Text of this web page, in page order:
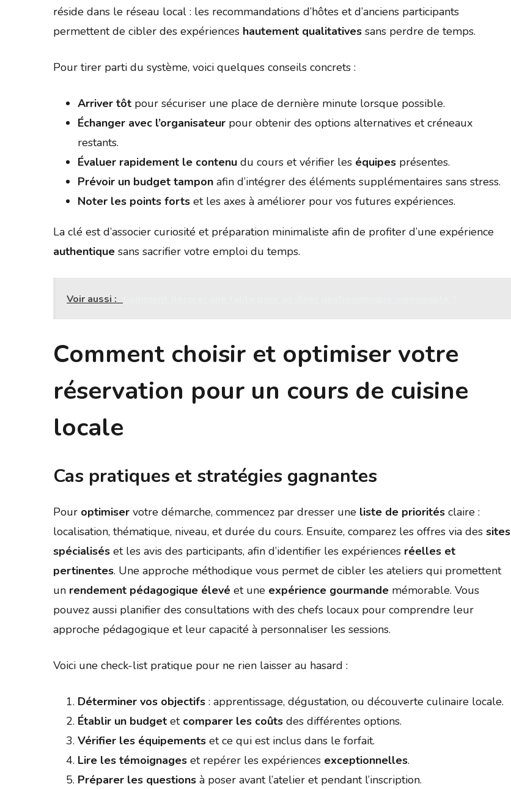
réside dans le réseau local : les recommandations d’hôtes et d’anciens participants
permettent de cibler des expériences hautement qualitatives sans perdre de temps.
Pour tirer parti du système, voici quelques conseils concrets :
Arriver tôt pour sécuriser une place de dernière minute lorsque possible.
Échanger avec l’organisateur pour obtenir des options alternatives et créneaux
restants.
Évaluer rapidement le contenu du cours et vérifier les équipes présentes.
Prévoir un budget tampon afin d’intégrer des éléments supplémentaires sans stress.
Noter les points forts et les axes à améliorer pour vos futures expériences.
La clé est d’associer curiosité et préparation minimaliste afin de profiter d’une expérience
authentique sans sacrifier votre emploi du temps.
Voir aussi :
Comment choisir et optimiser votre
réservation pour un cours de cuisine
locale
Cas pratiques et stratégies gagnantes
Pour optimiser votre démarche, commencez par dresser une liste de priorités claire :
localisation, thématique, niveau, et durée du cours. Ensuite, comparez les offres via des sites
spécialisés et les avis des participants, afin d’identifier les expériences réelles et
pertinentes. Une approche méthodique vous permet de cibler les ateliers qui promettent
un rendement pédagogique élevé et une expérience gourmande mémorable. Vous
pouvez aussi planifier des consultations with des chefs locaux pour comprendre leur
approche pédagogique et leur capacité à personnaliser les sessions.
Voici une check-list pratique pour ne rien laisser au hasard :
Déterminer vos objectifs : apprentissage, dégustation, ou découverte culinaire locale.
Établir un budget et comparer les coûts des différentes options.
Vérifier les équipements et ce qui est inclus dans le forfait.
Lire les témoignages et repérer les expériences exceptionnelles.
Préparer les questions à poser avant l’atelier et pendant l’inscription.